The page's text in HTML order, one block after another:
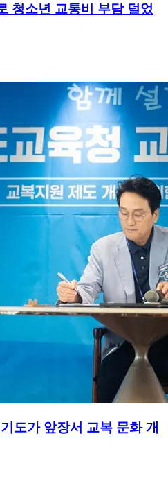
청소년 교통비 부담 덜었
도가 앞장서 교복 문화 개